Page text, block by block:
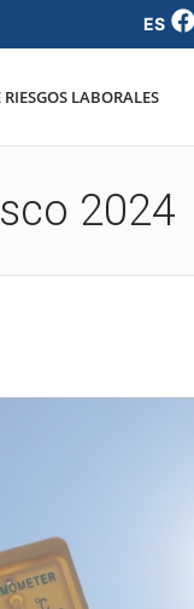
LABORALES
2024